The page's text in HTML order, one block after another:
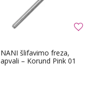
NANI šlifavimo freza,
apvali – Korund Pink 01